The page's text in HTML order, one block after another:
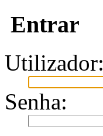
Entrar
Utilizador:
Senha: